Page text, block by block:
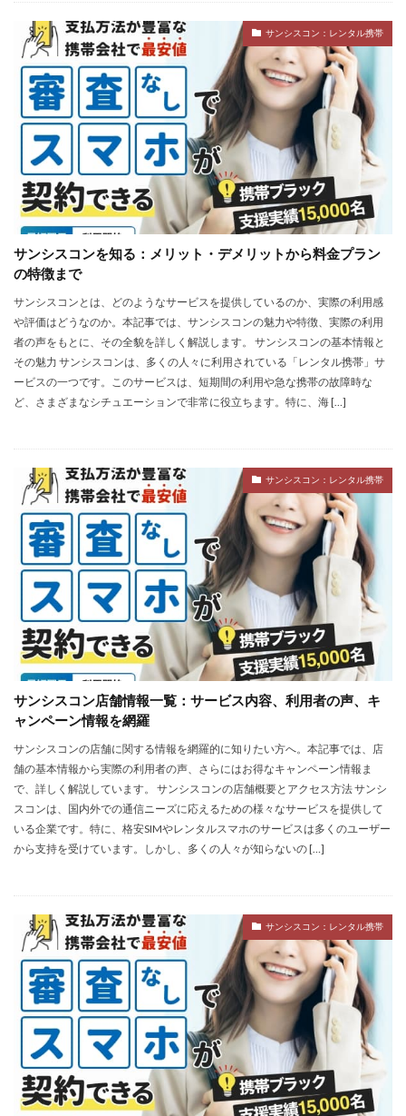
サンシスコン：レンタル携帯
サンシスコンを知る：メリット・デメリットから料金プラン
の特徴まで
サンシスコンとは、どのようなサービスを提供しているのか、実際の利用感
や評価はどうなのか。本記事では、サンシスコンの魅力や特徴、実際の利用
者の声をもとに、その全貌を詳しく解説します。 サンシスコンの基本情報と
その魅力 サンシスコンは、多くの人々に利用されている「レンタル携帯」サ
ービスの一つです。このサービスは、短期間の利用や急な携帯の故障時な
ど、さまざまなシチュエーションで非常に役立ちます。特に、海 […]
サンシスコン：レンタル携帯
サンシスコン店舗情報一覧：サービス内容、利用者の声、キ
ャンペーン情報を網羅
サンシスコンの店舗に関する情報を網羅的に知りたい方へ。本記事では、店
舗の基本情報から実際の利用者の声、さらにはお得なキャンペーン情報ま
で、詳しく解説しています。 サンシスコンの店舗概要とアクセス方法 サンシ
スコンは、国内外での通信ニーズに応えるための様々なサービスを提供して
いる企業です。特に、格安SIMやレンタルスマホのサービスは多くのユーザー
から支持を受けています。しかし、多くの人々が知らないの […]
サンシスコン：レンタル携帯